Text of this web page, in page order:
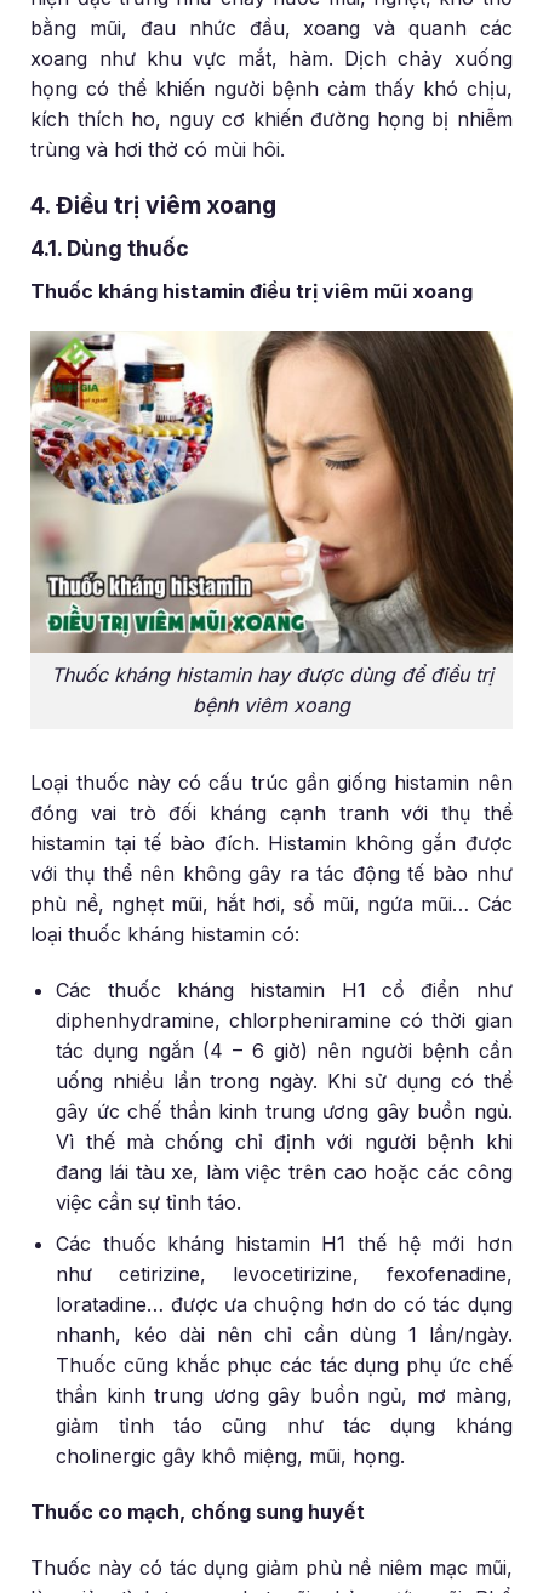
bằng mũi, đau nhức đầu, xoang và quanh các
xoang như khu vực mắt, hàm. Dịch chảy xuống
họng có thể khiến người bệnh cảm thấy khó chịu,
kích thích ho, nguy cơ khiến đường họng bị nhiễm
trùng và hơi thở có mùi hôi.
4. Điều trị viêm xoang
4.1. Dùng thuốc
Thuốc kháng histamin điều trị viêm mũi xoang
Thuốc kháng histamin hay được dùng để điều trị
bệnh viêm xoang
Loại thuốc này có cấu trúc gần giống histamin nên
đóng vai trò đối kháng cạnh tranh với thụ thể
histamin tại tế bào đích. Histamin không gắn được
với thụ thể nên không gây ra tác động tế bào như
phù nề, nghẹt mũi, hắt hơi, sổ mũi, ngứa mũi… Các
loại thuốc kháng histamin có:
Các thuốc kháng histamin H1 cổ điển như
diphenhydramine, chlorpheniramine có thời gian
tác dụng ngắn (4 – 6 giờ) nên người bệnh cần
uống nhiều lần trong ngày. Khi sử dụng có thể
gây ức chế thần kinh trung ương gây buồn ngủ.
Vì thế mà chống chỉ định với người bệnh khi
đang lái tàu xe, làm việc trên cao hoặc các công
việc cần sự tỉnh táo.
Các thuốc kháng histamin H1 thế hệ mới hơn
như cetirizine, levocetirizine, fexofenadine,
loratadine… được ưa chuộng hơn do có tác dụng
nhanh, kéo dài nên chỉ cần dùng 1 lần/ngày.
Thuốc cũng khắc phục các tác dụng phụ ức chế
thần kinh trung ương gây buồn ngủ, mơ màng,
giảm tỉnh táo cũng như tác dụng kháng
cholinergic gây khô miệng, mũi, họng.
Thuốc co mạch, chống sung huyết
Thuốc này có tác dụng giảm phù nề niêm mạc mũi,